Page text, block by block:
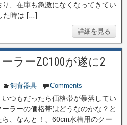
、在庫も急激になくなってきてい
た時は […]
詳細を見る
ラーZC100が遂に2
飼育器具 Comments
つもだったら価格帯が暴落してい
ラーの価格帯はどうなのかな？と
、なんと！、60cm水槽用のクー